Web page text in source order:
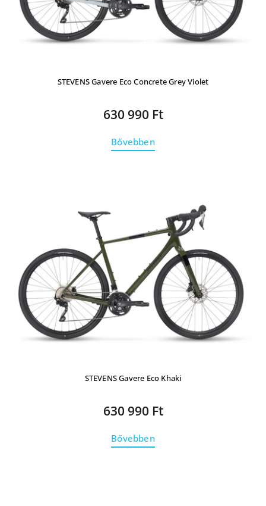
STEVENS Gavere Eco Concrete Grey Violet
630 990 Ft
Bővebben
STEVENS Gavere Eco Khaki
630 990 Ft
Bővebben